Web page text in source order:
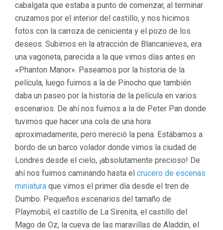
cabalgata que estaba a punto de comenzar, al terminar
cruzamos por el interior del castillo, y nos hicimos
fotos con la carroza de cenicienta y el pozo de los
deseos. Subimos en la atracción de Blancanieves, era
una vagoneta, parecida a la que vimos días antes en
«Phanton Manor». Paseamos por la historia de la
película, luego fuimos a la de Pinocho que también
daba un paseo por la historia de la película en varios
escenarios. De ahí nos fuimos a la de Peter Pan donde
tuvimos que hacer una cola de una hora
aproximadamente, pero mereció la pena. Estábamos a
bordo de un barco volador donde vimos la ciudad de
Londres desde el cielo, ¡absolutamente precioso! De
ahí nos fuimos caminando hasta el crucero de escenas
miniatura que vimos el primer día desde el tren de
Dumbo. Pequeños escenarios del tamaño de
Playmobil, el castillo de La Sirenita, el castillo del
Mago de Oz, la cueva de las maravillas de Aladdin, el